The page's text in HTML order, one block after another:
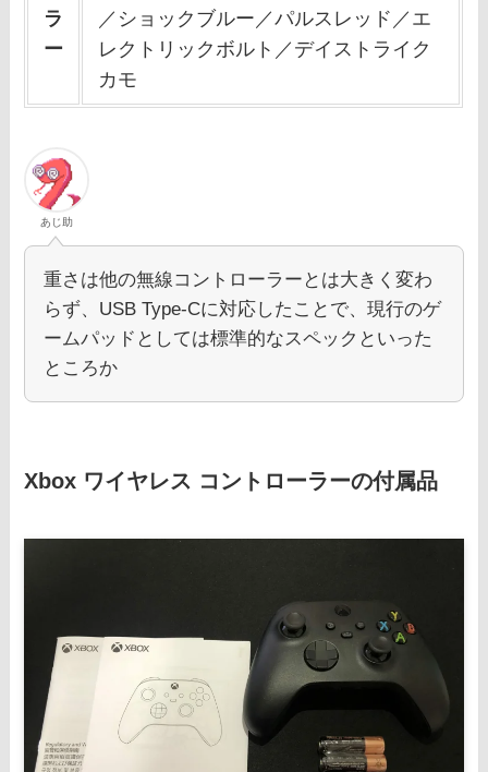
ラ
ー
／ショックブルー／パルスレッド／エ
レクトリックボルト／デイストライク
カモ
あじ助
重さは他の無線コントローラーとは大きく変わ
らず、USB Type-Cに対応したことで、現行のゲ
ームパッドとしては標準的なスペックといった
ところか
Xbox ワイヤレス コントローラーの付属品